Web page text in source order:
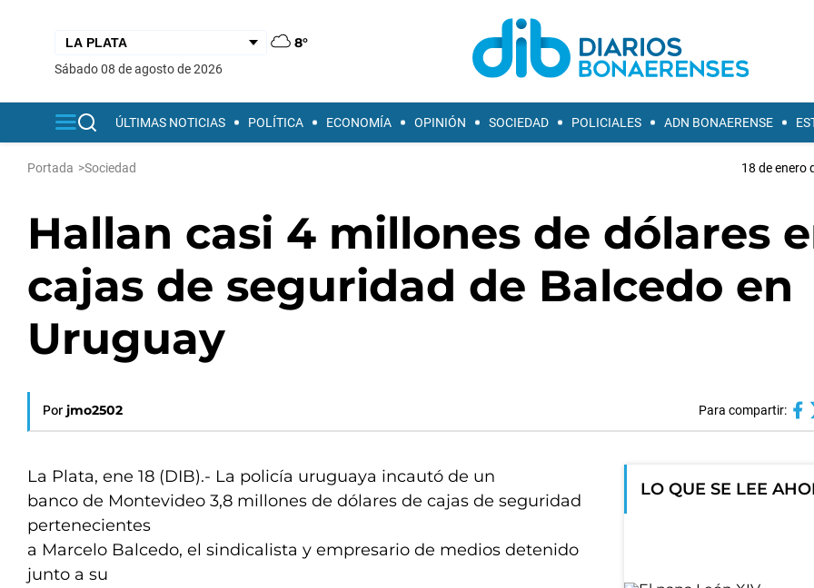
8°
sábado 08 de agosto de 2026
ÚLTIMAS NOTICIAS POLÍTICA ECONOMÍA OPINIÓN SOCIEDAD POLICIALES ADN BONAERENSE
Portada >Sociedad 18 de enero
Hallan casi 4 millones de dólares
cajas de seguridad de Balcedo en
Uruguay
Por jmo2502 Para compartir:
La Plata, ene 18 (DIB).- La policía uruguaya incautó de un
banco de Montevideo 3,8 millones de dólares de cajas de seguridad
pertenecientes
a Marcelo Balcedo, el sindicalista y empresario de medios detenido
junto a su
LO QUE SE LEE